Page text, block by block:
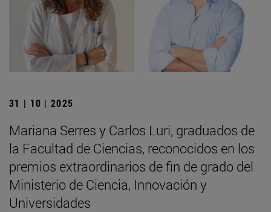
31 | 10 | 2025
Mariana Serres y Carlos Luri, graduados de
la Facultad de Ciencias, reconocidos en los
premios extraordinarios de fin de grado del
Ministerio de Ciencia, Innovación y
Universidades